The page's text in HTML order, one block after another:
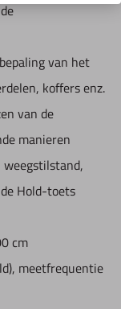
van het
koffers enz.
van de
manieren
Hold-toets
cm
meetfrequentie